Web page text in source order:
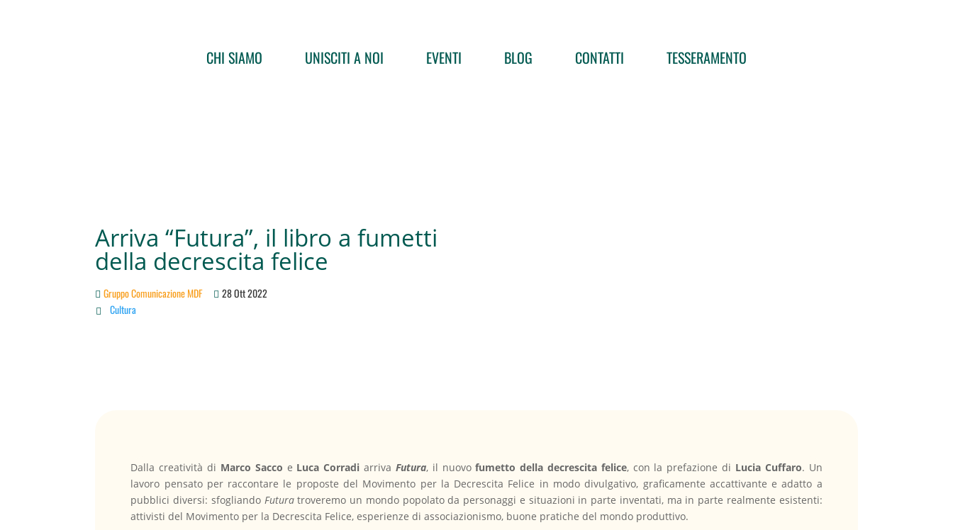
CHI SIAMO UNISCITI A NOI EVENTI BLOG CONTATTI TESSERAMENTO
Arriva “Futura”, il libro a fumetti
della decrescita felice
Gruppo Comunicazione MDF 28 Ott 2022
 Cultura
Dalla creatività di Marco Sacco e Luca Corradi arriva Futura, il nuovofumetto della decrescita felice, con la prefazione di Lucia Cuffaro. Un
lavoro pensato per raccontare le proposte del Movimento per la Decrescita Felice in modo divulgativo, graficamente accattivante e adatto a
pubblici diversi: sfogliando Futuratroveremo un mondo popolato da personaggi e situazioni in parte inventati, ma in parte realmente esistenti:
attivisti del Movimento per la Decrescita Felice, esperienze di associazionismo, buone pratiche del mondo produttivo.